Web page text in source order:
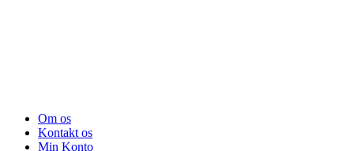
Om os
Kontakt os
Min Konto